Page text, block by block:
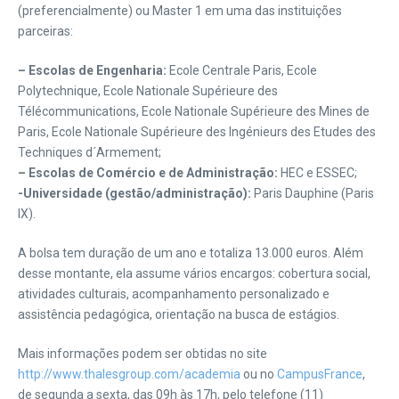
(preferencialmente) ou Master 1 em uma das instituições
parceiras:
– Escolas de Engenharia: Ecole Centrale Paris, Ecole
Polytechnique, Ecole Nationale Supérieure des
Télécommunications, Ecole Nationale Supérieure des Mines de
Paris, Ecole Nationale Supérieure des Ingénieurs des Etudes des
Techniques d´Armement;
– Escolas de Comércio e de Administração: HEC e ESSEC;
-Universidade (gestão/administração): Paris Dauphine (Paris
IX).
A bolsa tem duração de um ano e totaliza 13.000 euros. Além
desse montante, ela assume vários encargos: cobertura social,
atividades culturais, acompanhamento personalizado e
assistência pedagógica, orientação na busca de estágios.
Mais informações podem ser obtidas no site
http://www.thalesgroup.com/academia ou no CampusFrance,
de segunda a sexta, das 09h às 17h, pelo telefone (11)